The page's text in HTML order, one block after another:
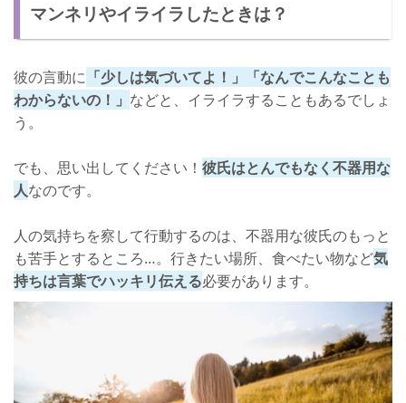
マンネリやイライラしたときは？
彼の言動に 「少しは気づいてよ！」「なんでこんなことも
わからないの！」 などと、イライラすることもあるでしょ
う。
でも、思い出してください！ 彼氏はとんでもなく不器用な
人なのです。
人の気持ちを察して行動するのは、不器用な彼氏のもっと
も苦手とするところ…。行きたい場所、食べたい物など気
持ちは言葉でハッキリ伝える必要があります。